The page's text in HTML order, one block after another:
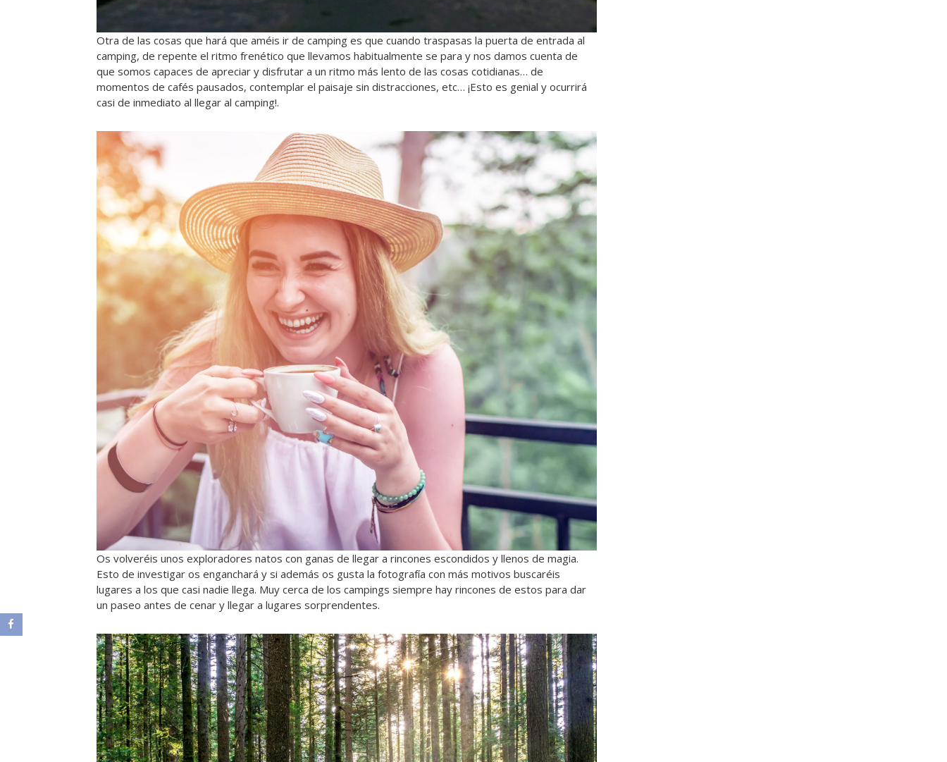
Otra de las cosas que hará que améis ir de camping es que cuando traspasas la puerta de entrada al
camping, de repente el ritmo frenético que llevamos habitualmente se para y nos damos cuenta de
que somos capaces de apreciar y disfrutar a un ritmo más lento de las cosas cotidianas… de
momentos de cafés pausados, contemplar el paisaje sin distracciones, etc… ¡Esto es genial y ocurrirá
casi de inmediato al llegar al camping!.
Os volveréis unos exploradores natos con ganas de llegar a rincones escondidos y llenos de magia.
Esto de investigar os enganchará y si además os gusta la fotografía con más motivos buscaréis
lugares a los que casi nadie llega. Muy cerca de los campings siempre hay rincones de estos para dar
un paseo antes de cenar y llegar a lugares sorprendentes.